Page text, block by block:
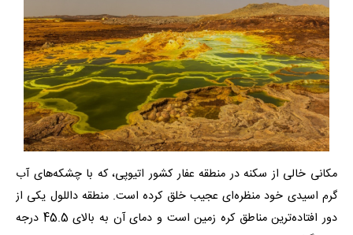
مکانی خالی از سکنه در منطقه عفار کشور اتیوپی،‌ که با چشکه‌های آب
گرم اسیدی خود منظره‌ای عجیب خلق کرده است. منطقه داللول یکی از
دور افتاده‌ترین مناطق کره زمین است و دمای آن به بالای 45.5 درجه